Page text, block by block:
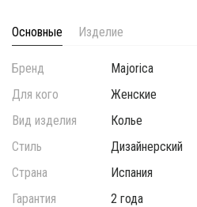
Основные Изделие
Бренд
Majorica
Для кого
Женские
Вид изделия
Колье
Стиль
Дизайнерский
Страна
Испания
Гарантия
2 года